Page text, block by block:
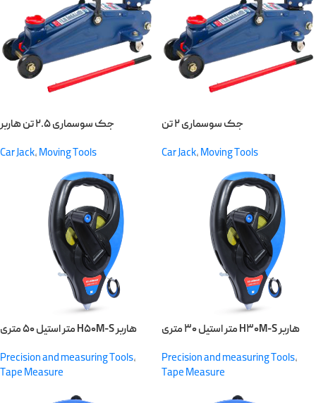
جک سوسماری ۲.۵ تن هاربر
Car Jack,Moving Tools
جک سوسماری ۲ تن
Car Jack,Moving Tools
متر استیل ۵۰ متری H۵۰M-S هاربر
Precision and measuring Tools,
Tape Measure
متر استیل ۳۰ متری H۳۰M-S هاربر
Precision and measuring Tools,
Tape Measure